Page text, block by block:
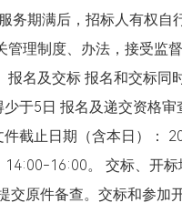
务期满后，招标人有权自
理制度、办法，接受监
名及交标 报名和交标同
于5日 报名及递交资格
截止日期（含本日）：
16:00。 交标、开
原件备查。交标和参加